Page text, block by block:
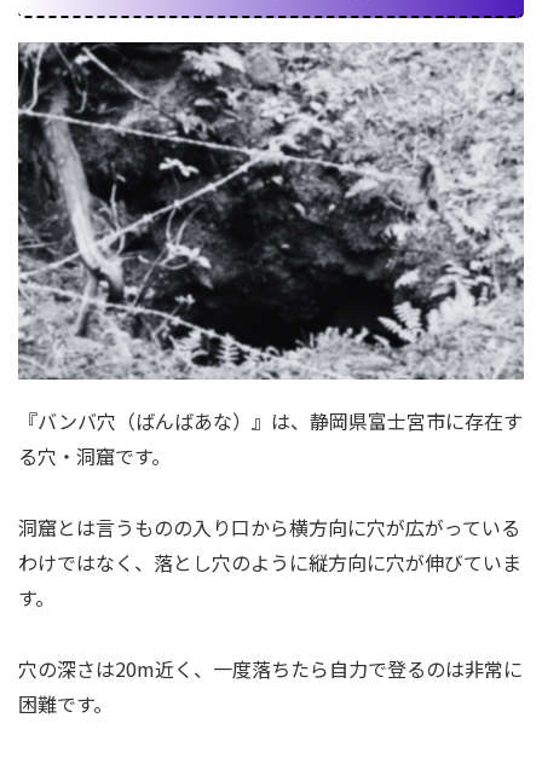
『バンバ穴（ばんばあな）』は、静岡県富士宮市に存在す
る穴・洞窟です。
洞窟とは言うものの入り口から横方向に穴が広がっている
わけではなく、落とし穴のように縦方向に穴が伸びていま
す。
穴の深さは20m近く、一度落ちたら自力で登るのは非常に
困難です。